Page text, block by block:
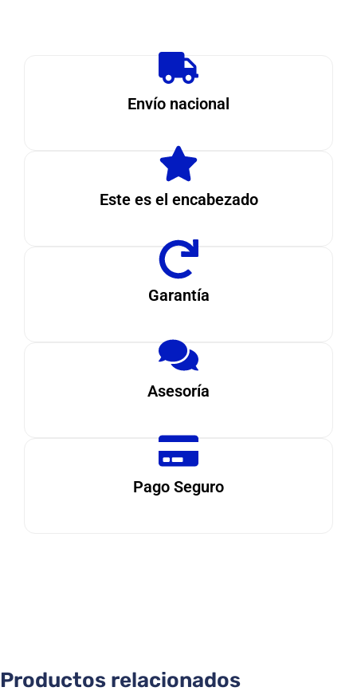
Envío nacional
Este es el encabezado
Garantía
Asesoría
Pago Seguro
Productos relacionados